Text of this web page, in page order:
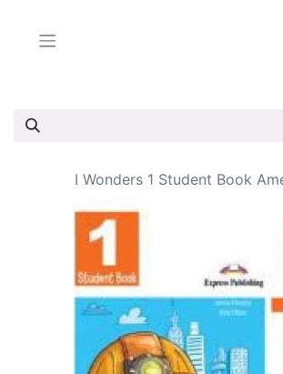
I Wonders 1 Student Book